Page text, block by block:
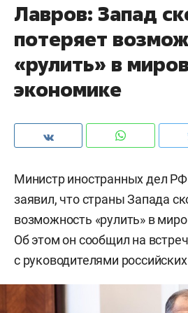
Лавров: Запад
потеряет
«рулить» в
экономике
Министр иностранных дел РФ
заявил, что страны Запада
возможность «рулить» в
Об этом он сообщил на
с руководителями